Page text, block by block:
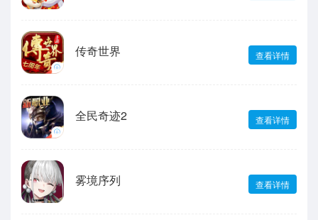
传奇世界 查看详情
全民奇迹2 查看详情
雾境序列 查看详情